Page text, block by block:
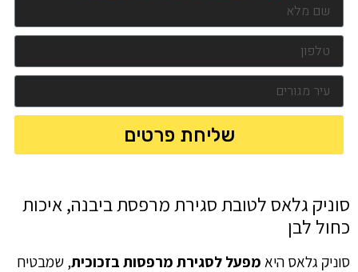
שליחת פרטים
סוניק גלאס לטובת סגירת מרפסת ביבנה, איכות
כחול לבן
סוניק גלאס היא מפעל לסגירת מרפסות בזכוכית, שמבטיח